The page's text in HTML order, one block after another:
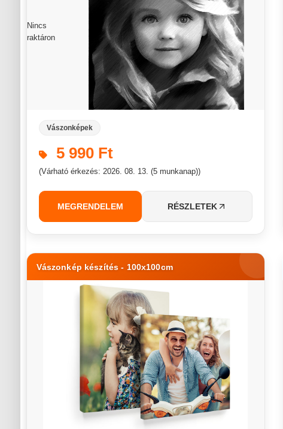
Nincs
raktáron
Vászonképek
5 990 Ft
(Várható érkezés: 2026. 08. 13. (5 munkanap))
MEGRENDELEM RÉSZLETEK
Vászonkép készítés - 100x100cm